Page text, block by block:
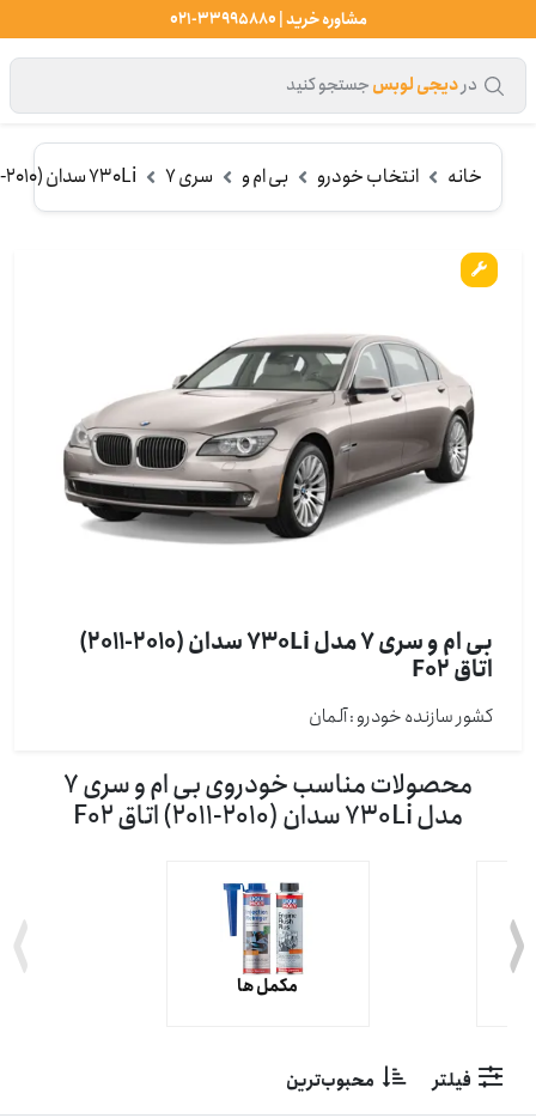
مشاوره خرید | 33995880-021
دردیجی لوبسجستجو کنید
خانه انتخاب خودرو بی ام و سری 7 730Li سدان (2010-2011) اتاق F02
بی ام و سری 7 مدل 730Li سدان (2010-2011)
اتاق F02
کشور سازنده خودرو : آلمان
محصولات مناسب خودروی بی ام و سری 7
مدل 730Li سدان (2010-2011) اتاق F02
مکمل ها
فیلتر محبوب‌ترین